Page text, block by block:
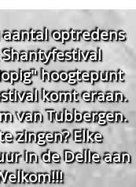
optredens
hoogtepunt
komt eraan.
van Tubbergen.
zingen? Elke
in de Delle aan